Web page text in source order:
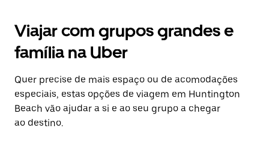
Viajar com grupos grandes e
família na Uber
Quer precise de mais espaço ou de acomodações
especiais, estas opções de viagem em Huntington
Beach vão ajudar a si e ao seu grupo a chegar
ao destino.